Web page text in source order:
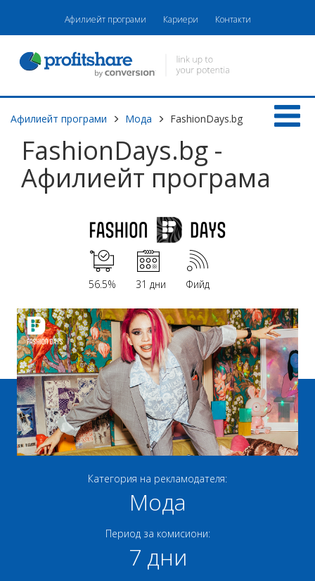
Афилиейт програми Кариери Контакти
Афилиейт програми Мода FashionDays.bg
FashionDays.bg -
Афилиейт програма
56.5% 31 дни Фийд
Категория на рекламодателя:
Мода
Период за комисиони:
7 дни